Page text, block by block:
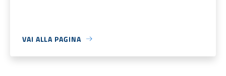
VAI ALLA PAGINA